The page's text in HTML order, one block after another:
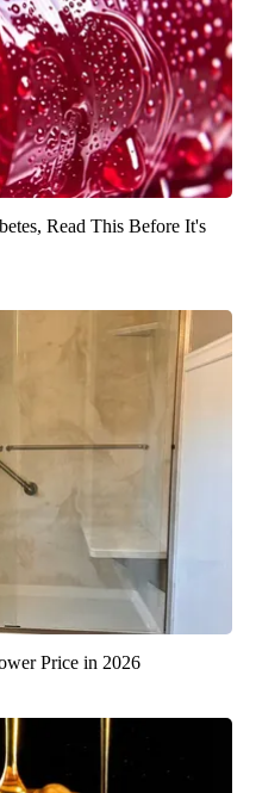
Read This Before It's
Price in 2026